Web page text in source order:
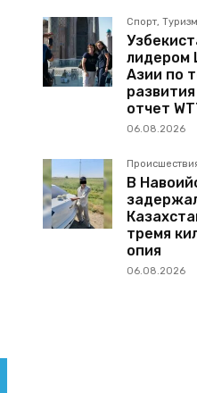
Спорт, Туризм
лидером
Азии по
отчет
06.08.2026
В
тремя
опия
06.08.2026